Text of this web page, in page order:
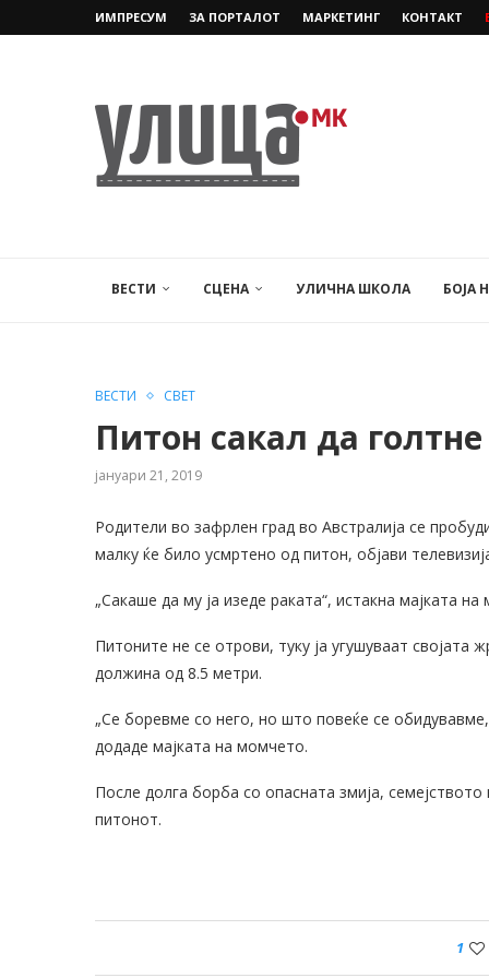
ИМПРЕСУМ ЗА ПОРТАЛОТ МАРКЕТИНГ КОНТАКТ
ВЕСТИ СЦЕНА УЛИЧНА ШКОЛА БОЈА
ВЕСТИ СВЕТ
Питон сакал да
јануари 21, 2019
Родители во зафрлен град во Австралија се
малку ќе било усмртено од питон, објави
„Сакаше да му ја изеде раката“, истакна мајката
Питоните не се отрови, туку ја угушуваат
должина од 8.5 метри.
„Се боревме со него, но што повеќе се
додаде мајката на момчето.
После долга борба со опасната змија,
питонот.
1